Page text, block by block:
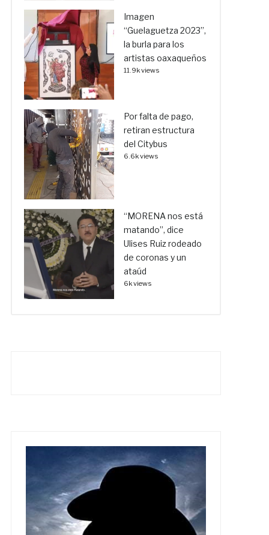
Imagen
“Guelaguetza 2023”,
la burla para los
artistas oaxaqueños
11.9k views
Por falta de pago,
retiran estructura
del Citybus
6.6k views
“MORENA nos está
matando”, dice
Ulises Ruiz rodeado
de coronas y un
ataúd
6k views